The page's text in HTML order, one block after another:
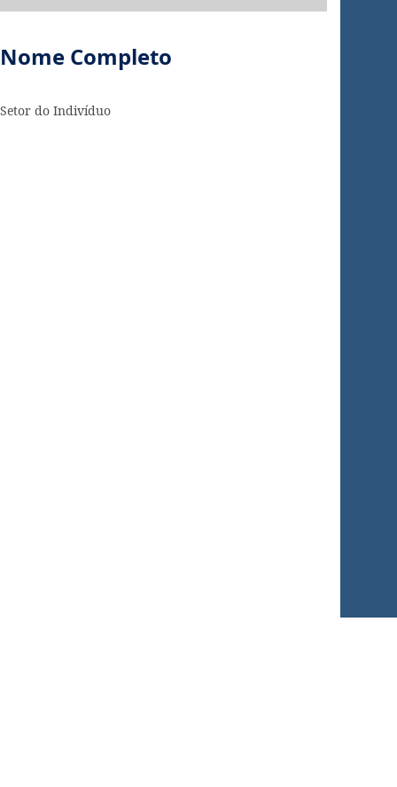
Nome Completo
Setor do Indivíduo